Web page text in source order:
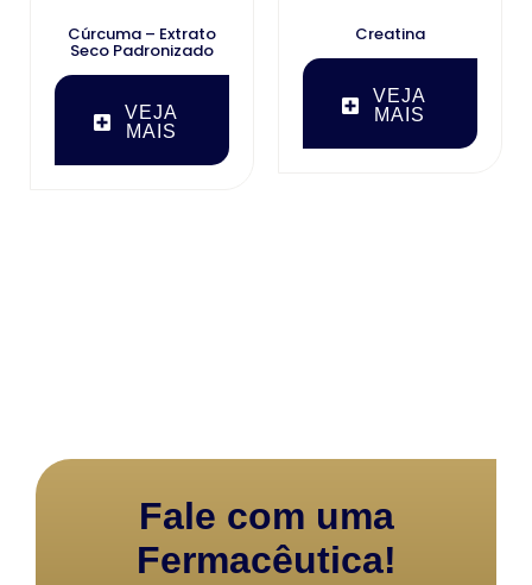
Cúrcuma – Extrato
Seco Padronizado
VEJA
MAIS
Creatina
VEJA
MAIS
Fale com uma
Fermacêutica!